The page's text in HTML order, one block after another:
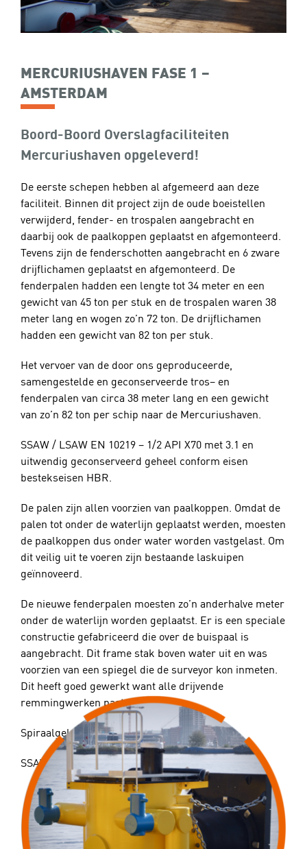
MERCURIUSHAVEN FASE 1 –
AMSTERDAM
Boord-Boord Overslagfaciliteiten
Mercuriushaven opgeleverd!
De eerste schepen hebben al afgemeerd aan deze
faciliteit. Binnen dit project zijn de oude boeistellen
verwijderd, fender- en trospalen aangebracht en
daarbij ook de paalkoppen geplaatst en afgemonteerd.
Tevens zijn de fenderschotten aangebracht en 6 zware
drijflichamen geplaatst en afgemonteerd. De
fenderpalen hadden een lengte tot 34 meter en een
gewicht van 45 ton per stuk en de trospalen waren 38
meter lang en wogen zo’n 72 ton. De drijflichamen
hadden een gewicht van 82 ton per stuk.
Het vervoer van de door ons geproduceerde,
samengestelde en geconserveerde tros– en
fenderpalen van circa 38 meter lang en een gewicht
van zo’n 82 ton per schip naar de Mercuriushaven.
SSAW / LSAW EN 10219 – 1/2 API X70 met 3.1 en
uitwendig geconserveerd geheel conform eisen
bestekseisen HBR.
De palen zijn allen voorzien van paalkoppen. Omdat de
palen tot onder de waterlijn geplaatst werden, moesten
de paalkoppen dus onder water worden vastgelast. Om
dit veilig uit te voeren zijn bestaande laskuipen
geïnnoveerd.
De nieuwe fenderpalen moesten zo’n anderhalve meter
onder de waterlijn worden geplaatst. Er is een speciale
constructie gefabriceerd die over de buispaal is
aangebracht. Dit frame stak boven water uit en was
voorzien van een spiegel die de surveyor kon inmeten.
Dit heeft goed gewerkt want alle drijvende
remmingwerken pasten er tussen.
Spiraalgelaste Buisliggers
SSAW EN 10219- 1/2
mat API 5L X70 met 3.1